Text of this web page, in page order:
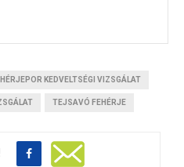
KEDVELTSÉGI VIZSGÁLAT
TEJSAVÓ FEHÉRJE